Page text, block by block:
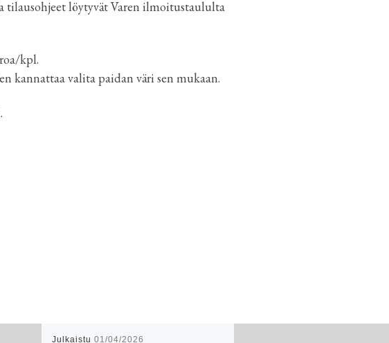
tilausohjeet löytyvät Varen ilmoitustaululta
kpl.
kannattaa valita paidan väri sen mukaan.
Julkaistu 01/04/2026